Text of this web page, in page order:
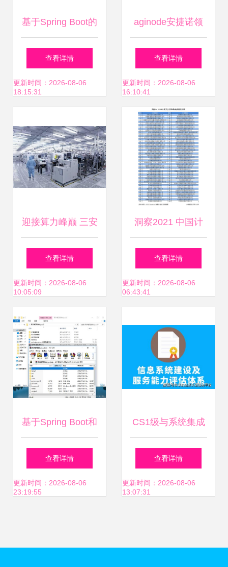
基于Spring Boot的
社区老人健康服务
跟踪系统设计与计
查看详情
更新时间：2026-08-06
18:15:31
aginode安捷诺领
先布线系统 小米智
能工厂的网络基石
查看详情
更新时间：2026-08-06
16:10:41
迎接算力峰巅 三安
集成化合物半导体
大规模制造的先进
进阶及其在计算机
系统集成中的策动
范式
查看详情
更新时间：2026-08-06
10:05:09
洞察2021 中国计
算机系统集成行业
竞争格局及市场份
查看详情
更新时间：2026-08-06
06:43:41
基于Spring Boot和
Vue的酒店管理系
统设计与实现——
查看详情
更新时间：2026-08-06
23:19:55
CS1级与系统集成
资质4级是否等
同？——计算机系
查看详情
更新时间：2026-08-06
13:07:31